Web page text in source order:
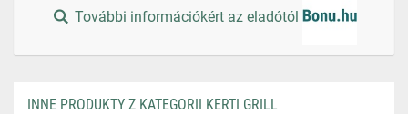
További információkért az eladótól
INNE PRODUKTY Z KATEGORII KERTI GRILL